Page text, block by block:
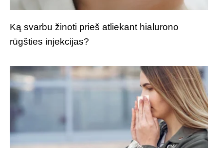
Ką svarbu žinoti prieš atliekant hialurono
rūgšties injekcijas?